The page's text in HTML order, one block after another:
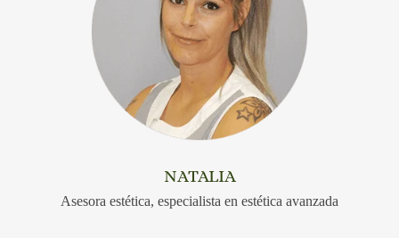
NATALIA
Asesora estética, especialista en estética avanzada